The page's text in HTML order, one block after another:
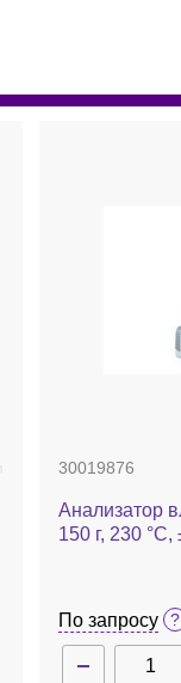
30019876
Анализатор
150 г, 230
По запросу